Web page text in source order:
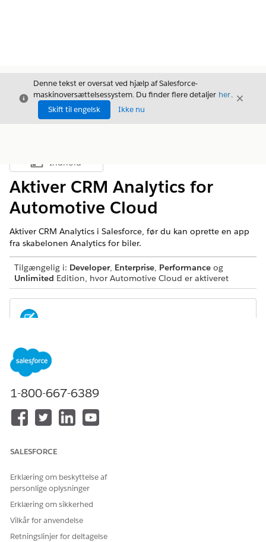
Luk
Denne tekst er oversat ved hjælp af Salesforce-
maskinoversættelsessystem. Du finder flere detaljer her.
Skift til engelsk
Ikke nu
Luk
Vis indholdsfortegnelse
Indhold
Aktiver CRM Analytics for
Automotive Cloud
Aktiver CRM Analytics i Salesforce, før du kan oprette en app
fra skabelonen Analytics for biler.
Tilgængelig i: Developer, Enterprise, Performance og
Unlimited Edition, hvor Automotive Cloud er aktiveret
BEMÆRK
Analytics allerede aktiveret. Du kan fortsætte med at tildele
Analytics for biler-tilladelser til administratorer og brugere.
Skriv
og vælg
Kom godt i gang
LØSTE DENNE ARTIKEL DIT PROBLEM?
Giv os besked, så vi kan forbedre os!
1-800-667-6389
SALESFORCE
Erklæring om beskyttelse af
personlige oplysninger
Erklæring om sikkerhed
Vilkår for anvendelse
Retningslinjer for deltagelse